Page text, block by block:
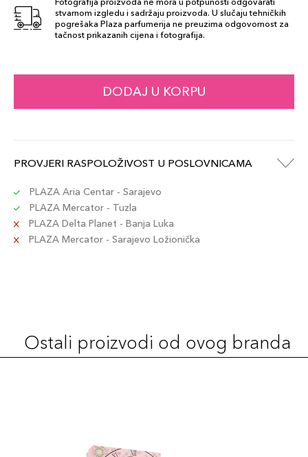
15ml / 16
Šifra artikla
49,00 KM
15ml / 19
15ml / 20
3614274585049
49,00 KM
15ml / 27
Šifra artikla
stvarnom izgledu i sadržaju proizvoda. U slučaju tehničkih
pogrešaka Plaza parfumerija ne preuzima odgovornost za
tačnost prikazanih cijena i fotografija.
DODAJ U KORPU
PROVJERI RASPOLOŽIVOST U POSLOVNICAMA
PLAZA Aria Centar - Sarajevo
PLAZA Mercator - Tuzla
PLAZA Delta Planet - Banja Luka
PLAZA Mercator - Sarajevo Ložionička
Ostali proizvodi od ovog branda